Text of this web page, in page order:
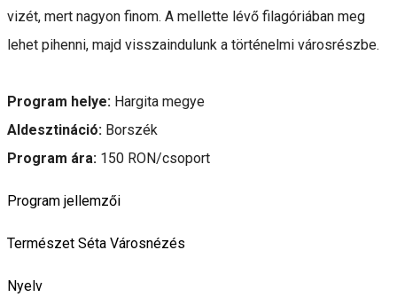
vizét, mert nagyon finom. A mellette lévő filagóriában meg
lehet pihenni, majd visszaindulunk a történelmi városrészbe.
Program helye: Hargita megye
Aldesztináció: Borszék
Program ára: 150 RON/csoport
Program jellemzői
Természet Séta Városnézés
Nyelv